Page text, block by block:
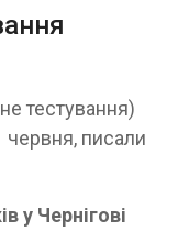
тестування)
червня, писали
у Чернігові